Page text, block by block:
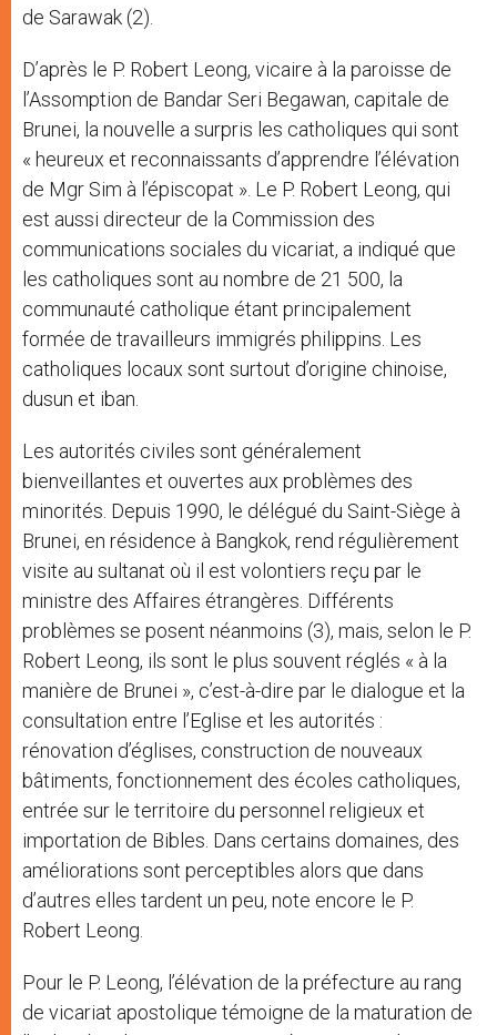
de Sarawak (2).
D’après le P. Robert Leong, vicaire à la paroisse de
l’Assomption de Bandar Seri Begawan, capitale de
Brunei, la nouvelle a surpris les catholiques qui sont
« heureux et reconnaissants d’apprendre l’élévation
de Mgr Sim à l’épiscopat ». Le P. Robert Leong, qui
est aussi directeur de la Commission des
communications sociales du vicariat, a indiqué que
les catholiques sont au nombre de 21 500, la
communauté catholique étant principalement
formée de travailleurs immigrés philippins. Les
catholiques locaux sont surtout d’origine chinoise,
dusun et iban.
Les autorités civiles sont généralement
bienveillantes et ouvertes aux problèmes des
minorités. Depuis 1990, le délégué du Saint-Siège à
Brunei, en résidence à Bangkok, rend régulièrement
visite au sultanat où il est volontiers reçu par le
ministre des Affaires étrangères. Différents
problèmes se posent néanmoins (3), mais, selon le P.
Robert Leong, ils sont le plus souvent réglés « à la
manière de Brunei », c’est-à-dire par le dialogue et la
consultation entre l’Eglise et les autorités :
rénovation d’églises, construction de nouveaux
bâtiments, fonctionnement des écoles catholiques,
entrée sur le territoire du personnel religieux et
importation de Bibles. Dans certains domaines, des
améliorations sont perceptibles alors que dans
d’autres elles tardent un peu, note encore le P.
Robert Leong.
Pour le P. Leong, l’élévation de la préfecture au rang
de vicariat apostolique témoigne de la maturation de